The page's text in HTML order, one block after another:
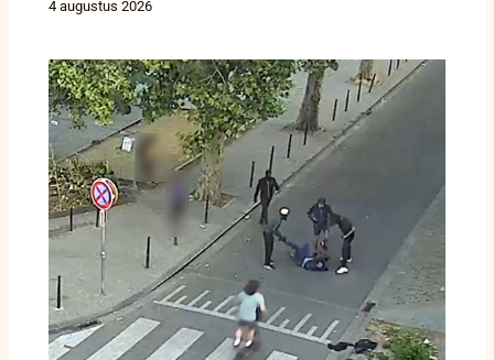
4 augustus 2026